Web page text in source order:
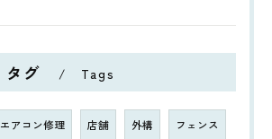
タグ Tags
エアコン修理 店舗 外構 フェンス